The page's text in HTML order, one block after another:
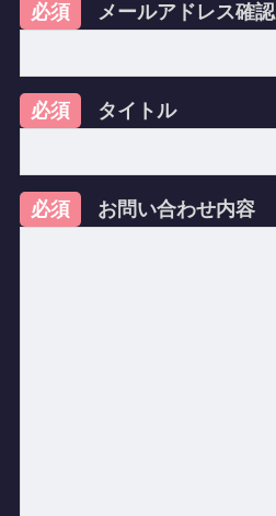
必須
メールアドレス確認
必須 タイトル
必須 お問い合わせ内容